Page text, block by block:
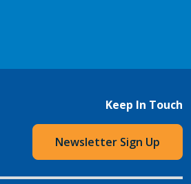
Keep In Touch
Newsletter Sign Up